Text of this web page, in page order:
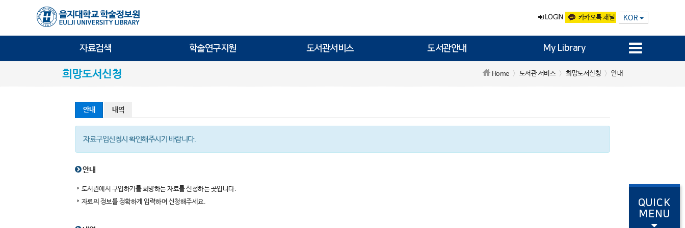
LOGIN 카카오톡 채널 KOR
자료검색 학술연구지원 도서관서비스 도서관안내 My Library
희망도서신청 Home 도서관 서비스 희망도서신청 안내
안내 내역
자료구입신청시 확인해주시기 바랍니다.
안내
도서관에서 구입하기를 희망하는 자료를 신청하는 곳입니다.
자료의 정보를 정확하게 입력하여 신청해주세요.
QUICK
MENU